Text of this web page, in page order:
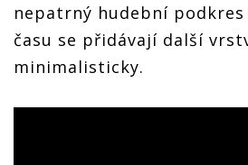
nepatrný hudební
času se přidávají další
minimalisticky.